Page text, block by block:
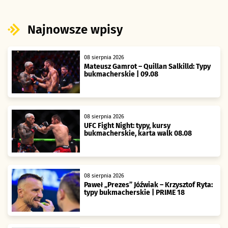
Najnowsze wpisy
08 sierpnia 2026
Mateusz Gamrot – Quillan Salkilld: Typy
bukmacherskie | 09.08
08 sierpnia 2026
UFC Fight Night: typy, kursy
bukmacherskie, karta walk 08.08
08 sierpnia 2026
Paweł „Prezes” Jóźwiak – Krzysztof Ryta:
typy bukmacherskie | PRIME 18